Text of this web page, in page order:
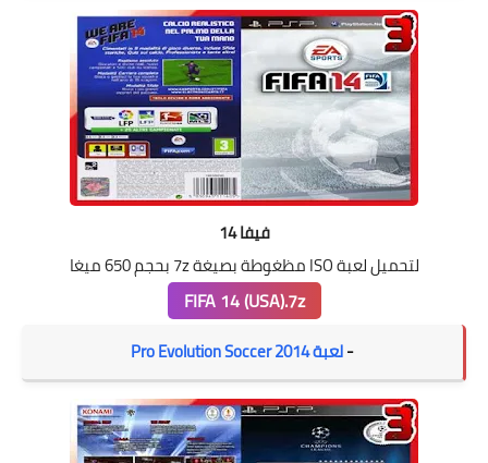
فيفا 14
لتحميل لعبة ISO مظغوطة بصيغة 7z بحجم 650 ميغا
FIFA 14 (USA).7z
-لعبة Pro Evolution Soccer 2014